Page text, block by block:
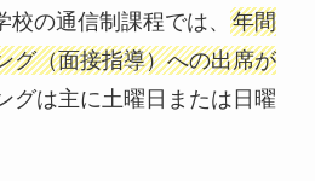
の通信制課程では、 年間
グ（面接指導）への出席が
グは主に土曜日または日曜